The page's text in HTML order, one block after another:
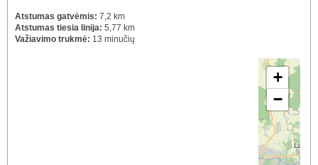
Atstumas gatvėmis: 7,2 km
Atstumas tiesia linija: 5,77 km
Važiavimo trukmė: 13 minučių
+
−